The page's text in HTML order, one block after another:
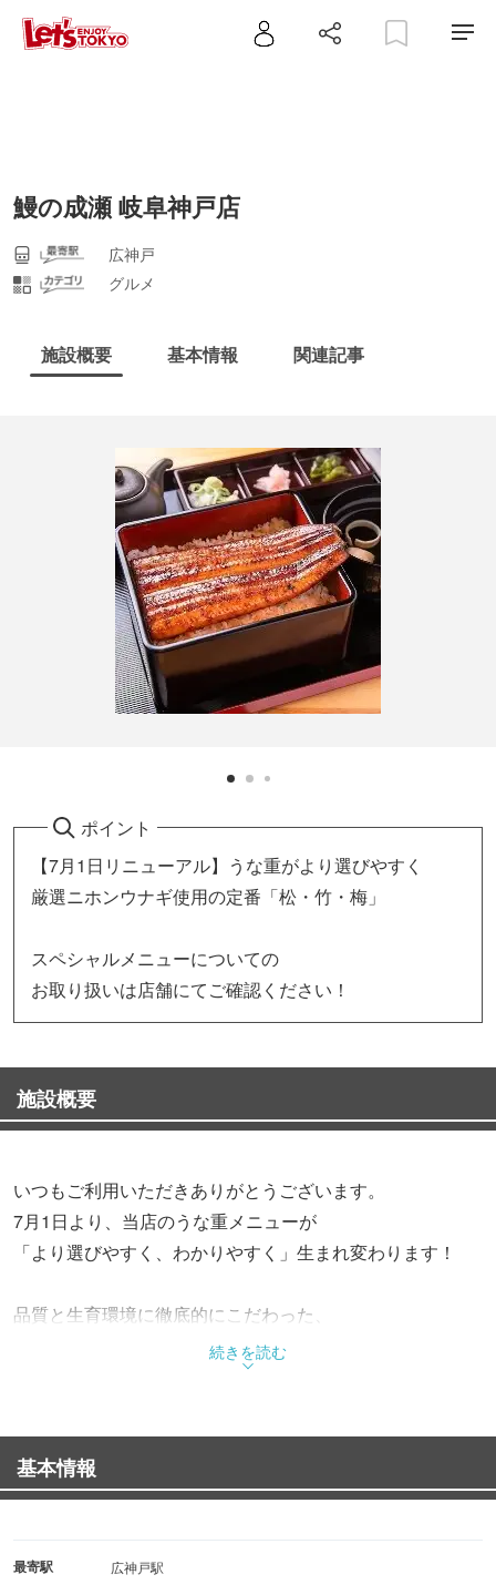
鰻の成瀬 岐阜神戸店
広神戸
グルメ
施設概要 基本情報 関連記事
ポイント
【7月1日リニューアル】うな重がより選びやすく
厳選ニホンウナギ使用の定番「松・竹・梅」
スペシャルメニューについての
お取り扱いは店舗にてご確認ください！
施設概要
いつもご利用いただきありがとうございます。
7月1日より、当店のうな重メニューが
「より選びやすく、わかりやすく」生まれ変わります！
品質と生育環境に徹底的にこだわった、
上質な『厳選ニホンウナギ』を使用。
ふっくら香ばしく焼き上げたこだわりの味はそのままに、
・梅（1/2尾）1,900円（税込）
・竹（3/4尾）2,500円（税込）
続きを読む
基本情報
最寄駅 広神戸駅